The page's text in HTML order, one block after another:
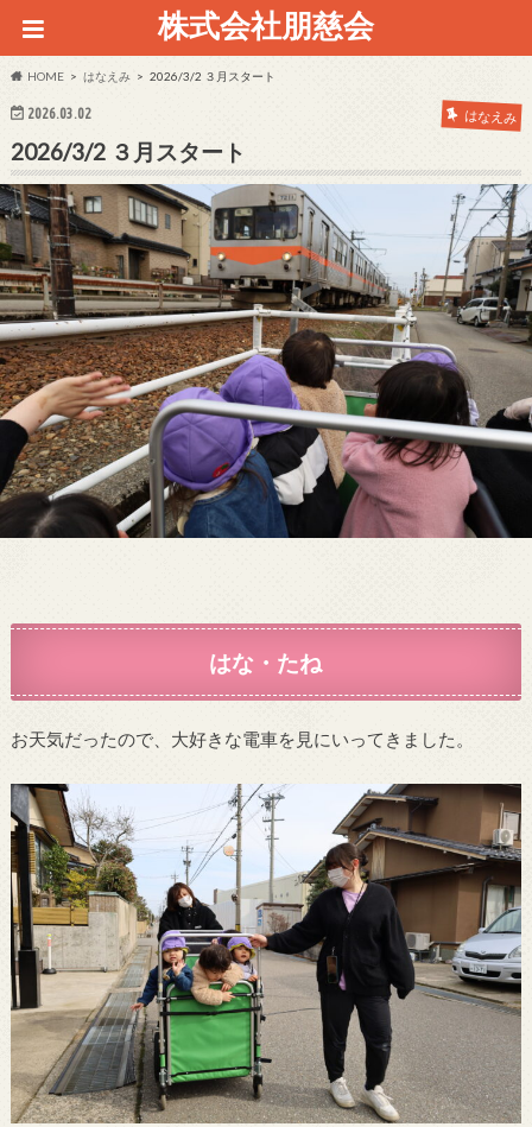
株式会社朋慈会
HOME はなえみ 2026/3/2 ３月スタート
2026.03.02 はなえみ
2026/3/2 ３月スタート
はな・たね
お天気だったので、大好きな電車を見にいってきました。